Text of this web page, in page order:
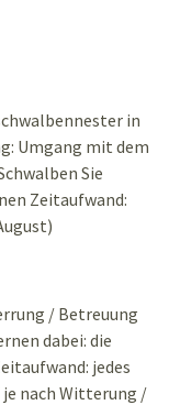
in
Umgang mit dem
Sie
Zeitaufwand:
/ Betreuung
dabei: die
jedes
je nach Witterung /